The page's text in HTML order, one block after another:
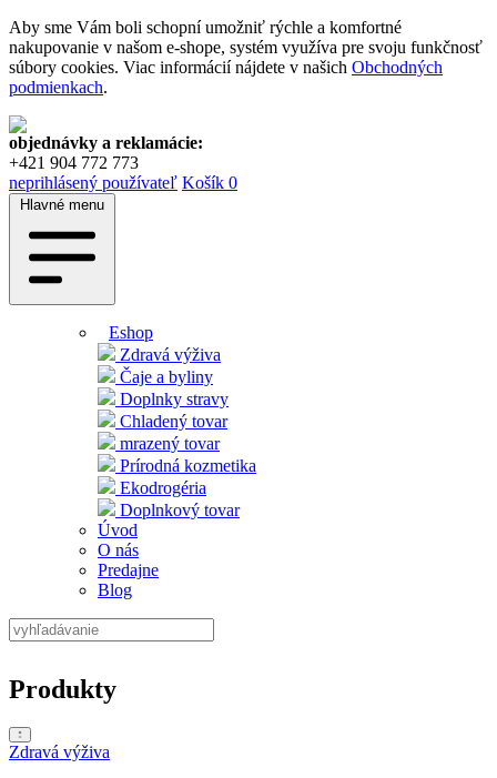
Aby sme Vám boli schopní umožniť rýchle a komfortné
nakupovanie v našom e-shope, systém využíva pre svoju funkčnosť
súbory cookies. Viac informácií nájdete v našich Obchodných
podmienkach.
objednávky a reklamácie:
+421 904 772 773
neprihlásený používateľ Košík 0
Hlavné menu
Eshop
Zdravá výživa
Čaje a byliny
Doplnky stravy
Chladený tovar
mrazený tovar
Prírodná kozmetika
Ekodrogéria
Doplnkový tovar
Úvod
O nás
Predajne
Blog
Produkty
Zdravá výživa